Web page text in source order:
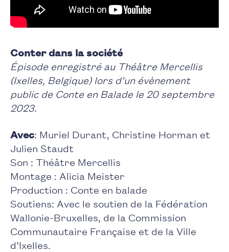
Conter dans la société
Épisode enregistré au Théâtre Mercellis
(Ixelles, Belgique) lors d’un évènement
public de Conte en Balade le 20 septembre
2023.
Avec: Muriel Durant, Christine Horman et
Julien Staudt
Son : Théâtre Mercellis
Montage : Alicia Meister
Production : Conte en balade
Soutiens: Avec le soutien de la Fédération
Wallonie-Bruxelles, de la Commission
Communautaire Française et de la Ville
d’Ixelles.